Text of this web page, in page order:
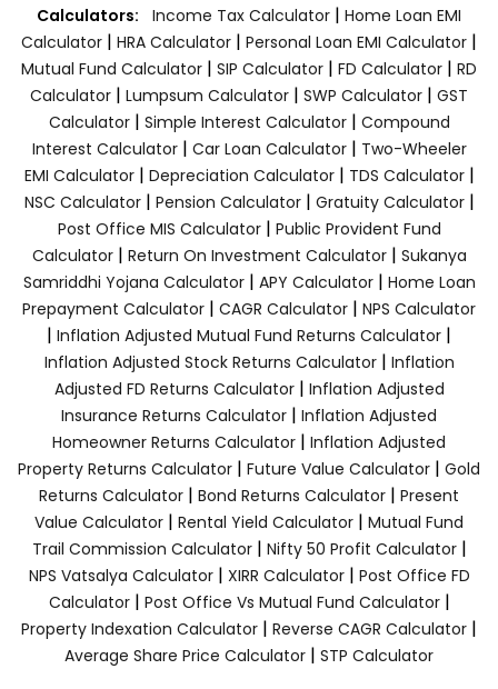
Calculators: Income Tax Calculator | Home Loan EMI
Calculator | HRA Calculator | Personal Loan EMI Calculator |
Mutual Fund Calculator | SIP Calculator | FD Calculator | RD
Calculator | Lumpsum Calculator | SWP Calculator | GST
Calculator| Simple Interest Calculator| Compound
Interest Calculator| Car Loan Calculator| Two-Wheeler
EMI Calculator| Depreciation Calculator| TDS Calculator|
NSC Calculator| Pension Calculator| Gratuity Calculator|
Post Office MIS Calculator| Public Provident Fund
Calculator| Return On Investment Calculator| Sukanya
Samriddhi Yojana Calculator| APY Calculator| Home Loan
Prepayment Calculator | CAGR Calculator | NPS Calculator
| Inflation Adjusted Mutual Fund Returns Calculator |
Inflation Adjusted Stock Returns Calculator| Inflation
Adjusted FD Returns Calculator| Inflation Adjusted
Insurance Returns Calculator | Inflation Adjusted
Homeowner Returns Calculator | Inflation Adjusted
Property Returns Calculator | Future Value Calculator | Gold
Returns Calculator | Bond Returns Calculator | Present
Value Calculator | Rental Yield Calculator | Mutual Fund
Trail Commission Calculator| Nifty 50 Profit Calculator|
NPS Vatsalya Calculator| XIRR Calculator| Post Office FD
Calculator| Post Office Vs Mutual Fund Calculator|
Property Indexation Calculator | Reverse CAGR Calculator |
Average Share Price Calculator | STP Calculator